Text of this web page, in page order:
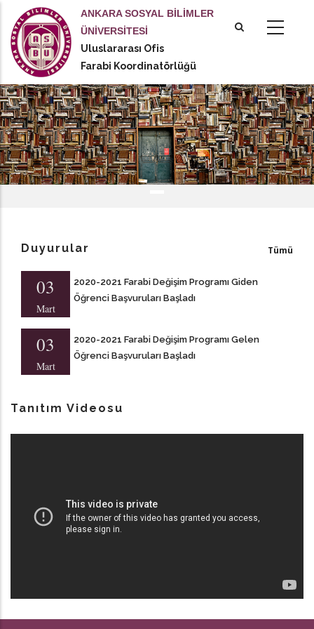
içeriğe
atla
ANKARA SOSYAL BİLİMLER
ÜNİVERSİTESİ
Uluslararası Ofis
Farabi Koordinatörlüğü
Duyurular Tümü
03
Mart
2020-2021 Farabi Değişim Programı Giden
Öğrenci Başvuruları Başladı
03
Mart
2020-2021 Farabi Değişim Programı Gelen
Öğrenci Başvuruları Başladı
Tanıtım Videosu